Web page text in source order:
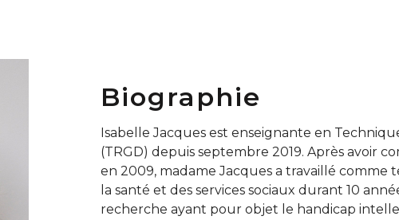
Biographie
Isabelle Jacques est enseignante en
(TRGD) depuis septembre 2019. Après avoir
en 2009, madame Jacques a travaillé
la santé et des services sociaux durant 10
recherche ayant pour objet le handicap